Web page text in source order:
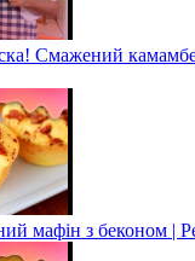
Смажений
мафін з беконом |